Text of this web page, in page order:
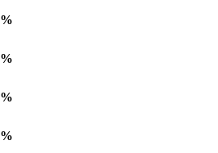
%
%
%
%